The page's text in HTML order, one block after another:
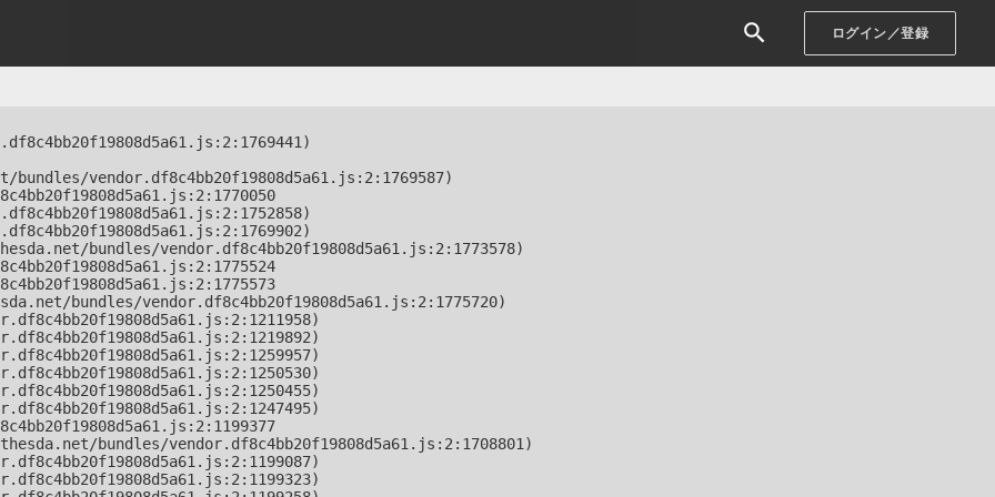
ログイン／登録
bundles/vendor.df8c4bb20f19808d5a61.js:2:1769587)
bundles/vendor.df8c4bb20f19808d5a61.js:2:1773578)
bundles/vendor.df8c4bb20f19808d5a61.js:2:1775720)
bundles/vendor.df8c4bb20f19808d5a61.js:2:1708801)